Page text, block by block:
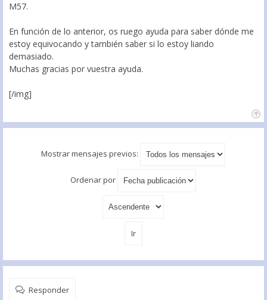
M57.
En función de lo anterior, os ruego ayuda para saber dónde me
estoy equivocando y también saber si lo estoy liando
demasiado.
Muchas gracias por vuestra ayuda.
[/img]
Mostrar mensajes previos:
Ordenar por
Responder